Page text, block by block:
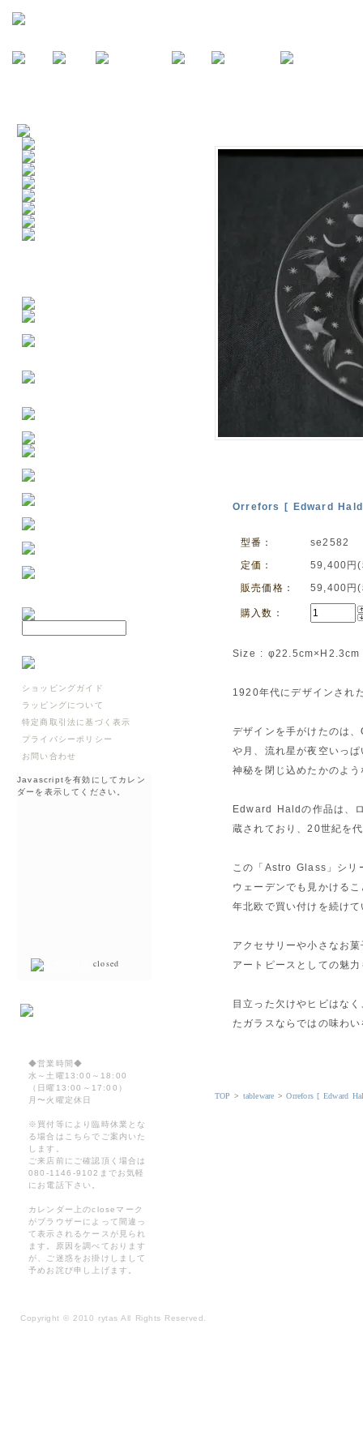
Orrefors [ Edward
型番：
se2582
定価：
59,400円(
販売価格：
59,400円(
購入数：
Size : φ22.5cm×H2.3cm
1920年代にデザインされ
デザインを手がけたのは
や月、流れ星が夜空いっ
神秘を閉じ込めたかのよ
Edward Haldの作品は、
蔵されており、20世紀を
この「Astro Glass」シリ
ウェーデンでも見かける
年北欧で買い付けを続け
アクセサリーや小さなお
アートピースとしての魅
目立った欠けやヒビはな
たガラスならではの味わ
TOP > tableware >Orrefors [ Edward
ショッピングガイド
ラッピングについて
特定商取引法に基づく表示
プライバシーポリシー
お問い合わせ
Javascriptを有効にしてカレン
ダーを表示してください。
closed
◆営業時間◆
水～土曜13:00～18:00
（日曜13:00～17:00）
月〜火曜定休日
※買付等により臨時休業とな
る場合はこちらでご案内いた
します。
ご来店前にご確認頂く場合は
080-1146-9102までお気軽
にお電話下さい。
カレンダー上のcloseマーク
がブラウザーによって間違っ
て表示されるケースが見られ
ます。原因を調べております
が、ご迷惑をお掛けしまして
予めお詫び申し上げます。
Copyright© 2010 rytas All Rights Reserved.